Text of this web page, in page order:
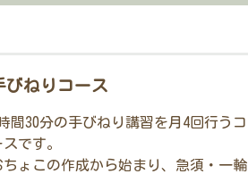
びねりコース
間30分の手びねり講習を月4回行うコ
スです。
ちょこの作成から始まり、急須・一輪